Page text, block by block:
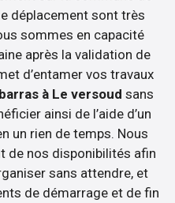
déplacement sont très
sommes en capacité
après la validation de
d’entamer vos travaux
à Le versoud sans
ainsi de l’aide d’un
un rien de temps. Nous
de nos disponibilités afin
sans attendre, et
de démarrage et de fin